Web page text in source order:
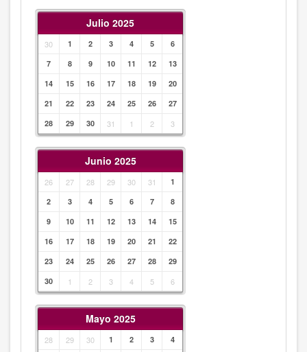
Julio 2025
30 1 2 3 4 5
6
7
8 9 10 11 12
13
14
15 16 17 18 19
20
21
22 23 24 25 26
27
28
29 30 31 1 2 3
Junio 2025
26 27 28 29 30 31
1
2
3 4 5 6 7
8
9
10 11 12 13 14
15
16
17 18 19 20 21
22
23
24 25 26 27 28
29
30
1 2 3 4 5 6
Mayo 2025
28 29 30 1 2 3 4